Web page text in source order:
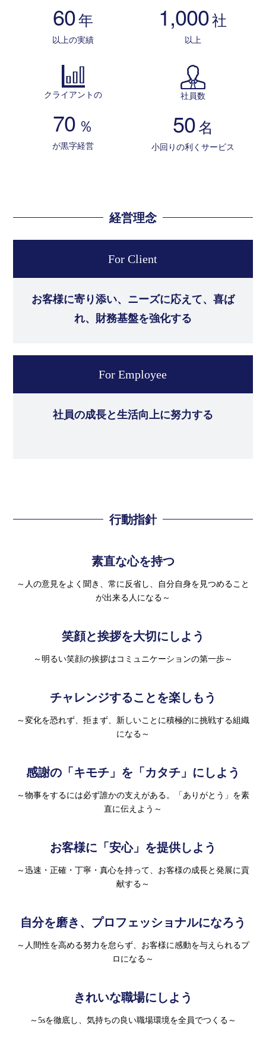
60年
以上の実績
1,000社
以上
クライアントの
70 ％
が黒字経営
社員数
50名
小回りの利くサービス
経営理念
For Client
お客様に寄り添い、ニーズに応えて、喜ば
れ、 財務基盤を強化する
For Employee
社員の成長と生活向上に努力する
行動指針
素直な心を持つ
～人の意見をよく聞き、常に反省し、自分自身を見つめること
が出来る人になる～
笑顔と挨拶を大切にしよう
～明るい笑顔の挨拶はコミュニケーションの第一歩～
チャレンジすることを楽しもう
～変化を恐れず、拒まず、新しいことに積極的に挑戦する組織
になる～
感謝の「キモチ」を「カタチ」にしよう
～物事をするには必ず誰かの支えがある。「ありがとう」を素
直に伝えよう～
お客様に「安心」を提供しよう
～迅速・正確・丁寧・真心を持って、お客様の成長と発展に貢
献する～
自分を磨き、プロフェッショナルになろう
～人間性を高める努力を怠らず、お客様に感動を与えられるプ
ロになる～
きれいな職場にしよう
～5sを徹底し、気持ちの良い職場環境を全員でつくる～